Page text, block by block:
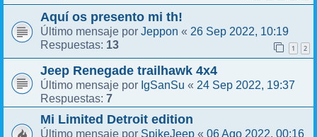
Aquí os presento mi th!
Último mensaje por Jeppon « 26 Sep 2022, 10:19
Respuestas: 13 1 2
Jeep Renegade trailhawk 4x4
Último mensaje por IgSanSu « 24 Sep 2022, 19:37
Respuestas: 7
Mi Limited Detroit edition
Último mensaje por SpikeJeep « 06 Ago 2022, 00:16